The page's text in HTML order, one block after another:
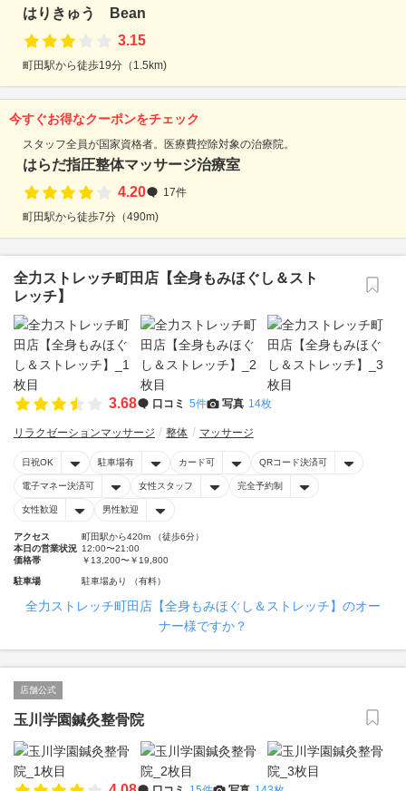
はりきゅう Bean
3.15
町田駅から徒歩19分（1.5km)
今すぐお得なクーポンをチェック
スタッフ全員が国家資格者。医療費控除対象の治療院。
はらだ指圧整体マッサージ治療室
4.20
17件
町田駅から徒歩7分（490m)
全力ストレッチ町田店【全身もみほぐし＆スト
レッチ】
3.68 口コミ 5件 写真 14枚
リラクゼーションマッサージ 整体 マッサージ
日祝OK 駐車場有 カード可 QRコード決済可
電子マネー決済可 女性スタッフ 完全予約制
女性歓迎 男性歓迎
アクセス
町田駅から420m （徒歩6分）
本日の営業状況 12:00〜21:00
価格帯
￥13,200〜￥19,800
駐車場 駐車場あり （有料）
全力ストレッチ町田店【全身もみほぐし＆ストレッチ】のオー
ナー様ですか？
店舗公式
玉川学園鍼灸整骨院